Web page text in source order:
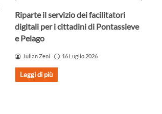
Riparte il servizio dei facilitatori
digitali per i cittadini di Pontassieve
e Pelago
Julian Zeni 16 Luglio 2026
Leggi di più